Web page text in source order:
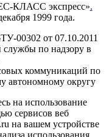
КЛАСС экспресс».
1999 года.
00302 от 07.10.2011
по надзору в
коммуникаций по
автономному округу
на использование
сервисов веб
на вашем устройстве
использования